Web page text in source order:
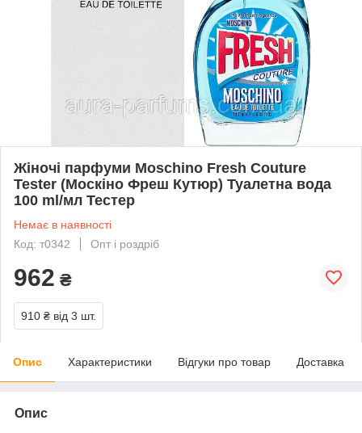
Жіночі парфуми Moschino Fresh Couture
Tester (Москіно Фреш Кутюр) Туалетна вода
100 ml/мл Тестер
Немає в наявності
Код: т0342
Опт і роздріб
962 ₴
910 ₴ від 3 шт.
Опис Характеристики Відгуки про товар Доставка
Опис